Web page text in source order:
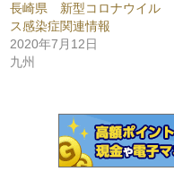
有
(新
し
い
ウ
リ
ッ
ク
し
て
し
い
ウ
ィ
ン
ド
有
(新
し
開
き
ま
す)
有
開
き
ま
す)
長崎県 新型コロナウイル
ス感染症関連情報
2020年7月12日
九州